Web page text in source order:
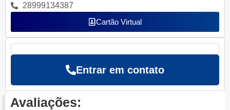
28999134387
Cartão Virtual
Entrar em contato
Avaliações: